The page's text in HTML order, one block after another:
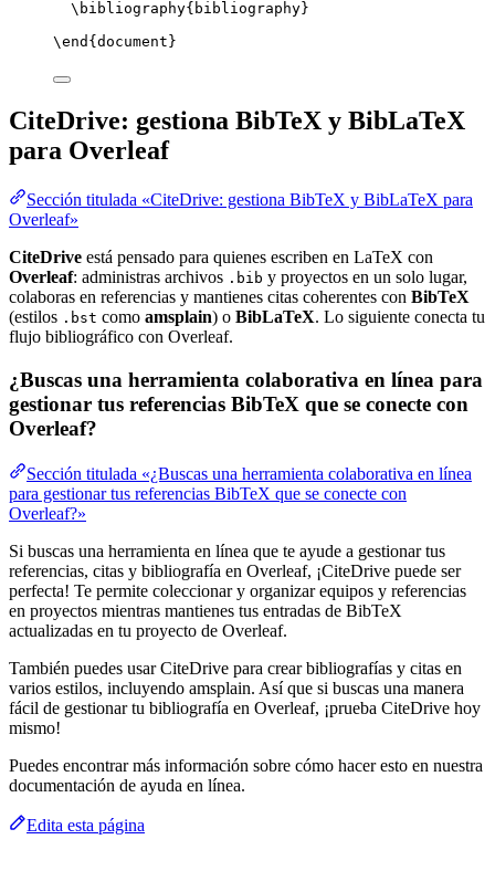
\bibliography{bibliography}
\end { document }
CiteDrive: gestiona BibTeX y BibLaTeX
para Overleaf
Sección titulada «CiteDrive: gestiona BibTeX y BibLaTeX para
Overleaf»
CiteDrive está pensado para quienes escriben en LaTeX con
Overleaf: administras archivos .bib y proyectos en un solo lugar,
colaboras en referencias y mantienes citas coherentes con BibTeX
(estilos .bst como amsplain) o BibLaTeX. Lo siguiente conecta tu
flujo bibliográfico con Overleaf.
¿Buscas una herramienta colaborativa en línea para
gestionar tus referencias BibTeX que se conecte con
Overleaf?
Sección titulada «¿Buscas una herramienta colaborativa en línea
para gestionar tus referencias BibTeX que se conecte con
Overleaf?»
Si buscas una herramienta en línea que te ayude a gestionar tus
referencias, citas y bibliografía en Overleaf, ¡CiteDrive puede ser
perfecta! Te permite coleccionar y organizar equipos y referencias
en proyectos mientras mantienes tus entradas de BibTeX
actualizadas en tu proyecto de Overleaf.
También puedes usar CiteDrive para crear bibliografías y citas en
varios estilos, incluyendo amsplain. Así que si buscas una manera
fácil de gestionar tu bibliografía en Overleaf, ¡prueba CiteDrive hoy
mismo!
Puedes encontrar más información sobre cómo hacer esto en nuestra
documentación de ayuda en línea.
Edita esta página